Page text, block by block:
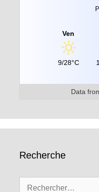
Ven
9/28°C
Data
Recherche